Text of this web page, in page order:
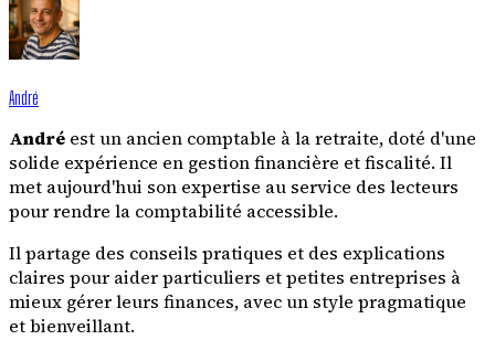
André
André est un ancien comptable à la retraite, doté d'une
solide expérience en gestion financière et fiscalité. Il
met aujourd'hui son expertise au service des lecteurs
pour rendre la comptabilité accessible.
Il partage des conseils pratiques et des explications
claires pour aider particuliers et petites entreprises à
mieux gérer leurs finances, avec un style pragmatique
et bienveillant.